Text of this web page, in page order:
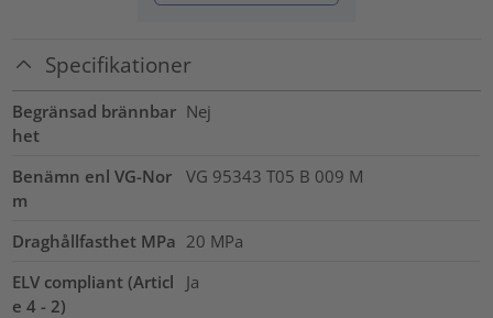
Specifikationer
Begränsad brännbar
het
Nej
Benämn enl VG-Nor
m
VG 95343 T05 B 009 M
Draghållfasthet MPa 20 MPa
ELV compliant (Articl
e 4 - 2)
Ja